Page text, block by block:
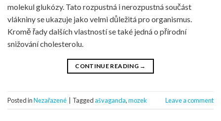
molekul glukózy. Tato rozpustná i nerozpustná součást
vlákniny se ukazuje jako velmi důležitá pro organismus.
Kromě řady dalších vlastností se také jedná o přírodní
snižování cholesterolu.
CONTINUE READING →
Posted inNezařazené Taggedašvaganda,mozek Leave a comment